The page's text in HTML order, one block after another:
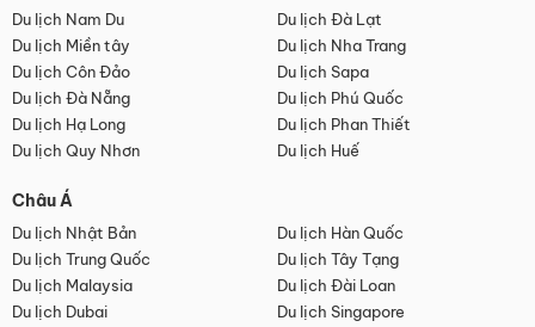
Du lịch Nam Du
Du lịch Đà Lạt
Du lịch Miền tây
Du lịch Nha Trang
Du lịch Côn Đảo
Du lịch Sapa
Du lịch Đà Nẵng
Du lịch Phú Quốc
Du lịch Hạ Long
Du lịch Phan Thiết
Du lịch Quy Nhơn
Du lịch Huế
Châu Á
Du lịch Nhật Bản
Du lịch Hàn Quốc
Du lịch Trung Quốc
Du lịch Tây Tạng
Du lịch Malaysia
Du lịch Đài Loan
Du lịch Dubai
Du lịch Singapore